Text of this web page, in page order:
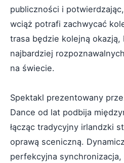
publiczności i
wciąż potrafi zachwycać
trasa będzie kolejną
najbardziej
na świecie.
Spektakl prezentowany
Dance od lat podbija
łącząc tradycyjny irlandzki
oprawą sceniczną.
perfekcyjna synchronizacja,